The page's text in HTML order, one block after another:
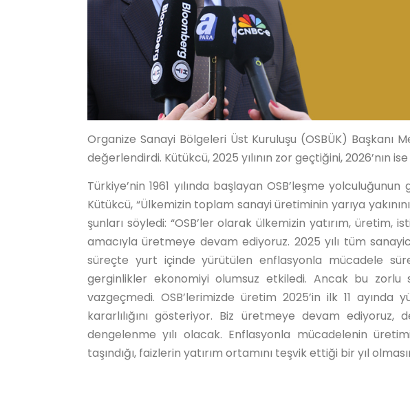
Organize Sanayi Bölgeleri Üst Kuruluşu (OSBÜK) Başkanı
değerlendirdi. Kütükcü, 2025 yılının zor geçtiğini, 2026’nın
Türkiye’nin 1961 yılında başlayan OSB’leşme
Kütükcü, “Ülkemizin toplam sanayi üretiminin yarıya
şunları söyledi: “OSB’ler olarak ülkemizin yatırım,
amacıyla üretmeye devam ediyoruz. 2025 yılı tüm
süreçte yurt içinde yürütülen enflasyonla mücadele
gerginlikler ekonomiyi olumsuz etkiledi. Ancak bu
vazgeçmedi. OSB’lerimizde üretim 2025’in ilk 11 ayında
kararlılığını gösteriyor. Biz üretmeye devam ediyoruz,
dengelenme yılı olacak. Enflasyonla mücadelenin
taşındığı, faizlerin yatırım ortamını teşvik ettiği bir yıl